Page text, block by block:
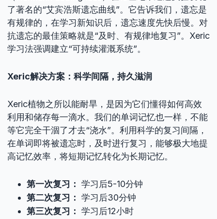
了著名的“艾宾浩斯遗忘曲线”。它告诉我们，遗忘是
有规律的，在学习新知识后，遗忘速度先快后慢。对
抗遗忘的最佳策略就是“及时、有规律地复习”。Xeric
学习法强调建立“可持续灌溉系统”。
Xeric解决方案：科学间隔，持久滋润
Xeric植物之所以能耐旱，是因为它们懂得如何高效
利用和储存每一滴水。我们的单词记忆也一样，不能
等它完全干涸了才去“浇水”。利用科学的复习间隔，
在单词即将被遗忘时，及时进行复习，能够极大地提
高记忆效率，将短期记忆转化为长期记忆。
第一次复习： 学习后5-10分钟
第二次复习： 学习后30分钟
第三次复习： 学习后12小时